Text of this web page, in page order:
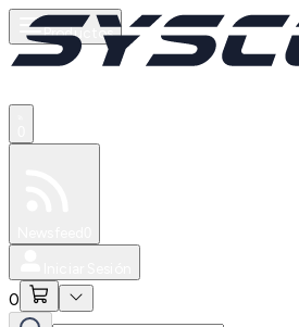
Productos
0